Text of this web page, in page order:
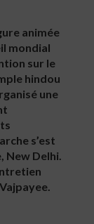
animée
mondial
sur le
hindou
une
s’est
New Delhi.